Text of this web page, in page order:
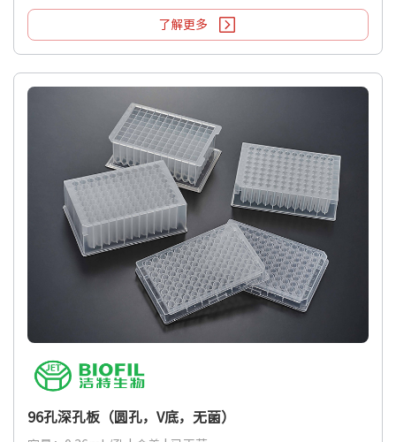
了解更多
96孔深孔板（圆孔，V底，无菌）